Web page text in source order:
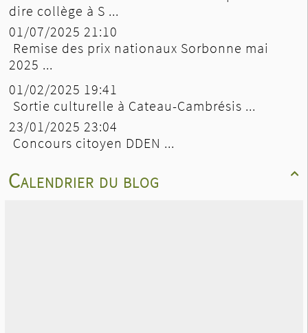
dire collège à S ...
01/07/2025 21:10
Remise des prix nationaux Sorbonne mai
2025 ...
01/02/2025 19:41
Sortie culturelle à Cateau-Cambrésis ...
23/01/2025 23:04
Concours citoyen DDEN ...

Calendrier du blog